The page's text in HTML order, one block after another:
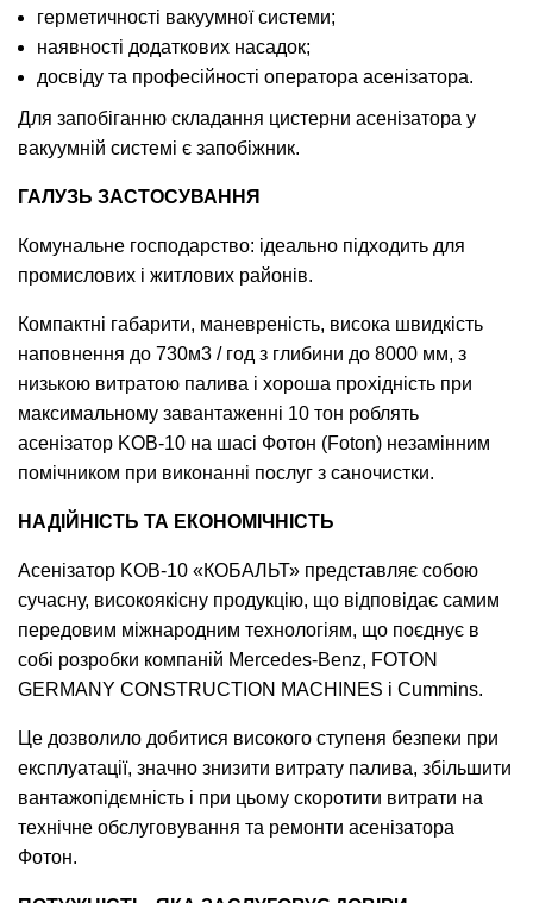
герметичності вакуумної системи;
наявності додаткових насадок;
досвіду та професійності оператора асенізатора.
Для запобіганню складання цистерни асенізатора у
вакуумній системі є запобіжник.
ГАЛУЗЬ ЗАСТОСУВАННЯ
Комунальне господарство: ідеально підходить для
промислових і житлових районів.
Компактні габарити, маневреність, висока швидкість
наповнення до 730м3 / год з глибини до 8000 мм, з
низькою витратою палива і хороша прохідність при
максимальному завантаженні 10 тон роблять
асенізатор KOB-10 на шасі Фотон (Foton) незамінним
помічником при виконанні послуг з саночистки.
НАДІЙНІСТЬ ТА ЕКОНОМІЧНІСТЬ
Асенізатор KOB-10 «КОБАЛЬТ» представляє собою
сучасну, високоякісну продукцію, що відповідає самим
передовим міжнародним технологіям, що поєднує в
собі розробки компаній Mercedes-Benz, FOTON
GERMANY CONSTRUCTION MACHINES і Cummins.
Це дозволило добитися високого ступеня безпеки при
експлуатації, значно знизити витрату палива, збільшити
вантажопідємність і при цьому скоротити витрати на
технічне обслуговування та ремонти асенізатора
Фотон.